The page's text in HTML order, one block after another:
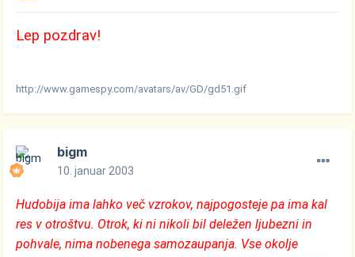
Lep pozdrav!
http://www.gamespy.com/avatars/av/GD/gd51.gif
bigm
10. januar 2003
Hudobija ima lahko več vzrokov, najpogosteje pa ima kal
res v otroštvu. Otrok, ki ni nikoli bil deležen ljubezni in
pohvale, nima nobenega samozaupanja. Vse okolje